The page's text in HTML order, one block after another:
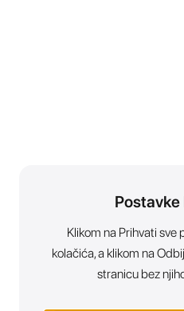
Klikom na Prihvati sve
kolačića, a klikom na
stranicu bez